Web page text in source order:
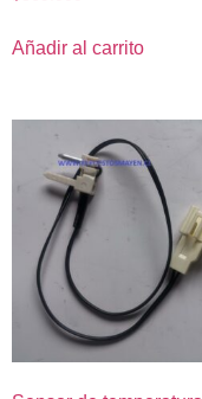
Añadir al carrito